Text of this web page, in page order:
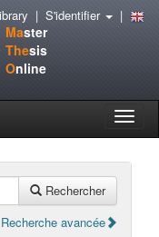
Master
Thesis
Online
Toggle
| S'identifier |
Rechercher
Recherche avancée